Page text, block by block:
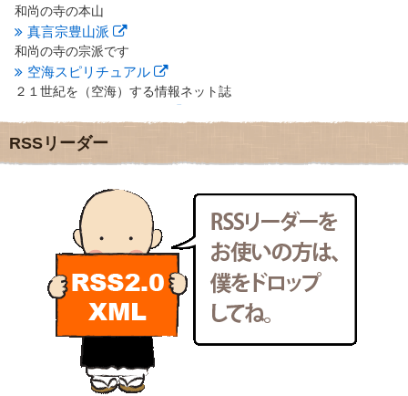
2012年5月(16)
2012年4月 (16)
2012年3月(17)
2012年2月(20)
2012年1月(25)
2011年11月(28)
2011年10月(31)
2011年9月(24)
2011年7月(18)
2011年6月
2011年5月
(15)
2011年4月(17)
2011年3月(15)
2011年2月
2011年1月(22)
2010年12月(21)
2010年11月
2010年10月(13)
(16)
和尚の寺の本山
真言宗豊山派
和尚の寺の宗派です
空海スピリチュアル
２１世紀を（空海）する情報ネット誌
地域のライターさんです
小豆島 圓満寺
新聞屋の道具箱
新聞社で使われる用語の解説など
makotoさんの御符内巡礼記
東京の巡礼記です
POLYHEDON
いろいろなことが書いてあるよ
bunchan
あちこち行って！
目白鍼灸院
日本人の繊細な体質にあわせた、やさしく気持ちよい鍼灸治療で
RSSリーダー